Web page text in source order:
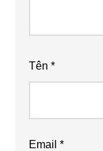
Tên*
Email*